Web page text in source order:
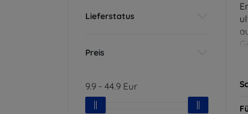
Lieferstatus
Preis
9.9 - 44.9 Eur